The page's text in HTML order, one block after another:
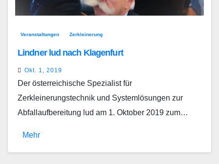
Veranstaltungen Zerkleinerung
Lindner lud nach Klagenfurt
Okt. 1, 2019
Der österreichische Spezialist für
Zerkleinerungstechnik und Systemlösungen zur
Abfallaufbereitung lud am 1. Oktober 2019 zum…
Mehr